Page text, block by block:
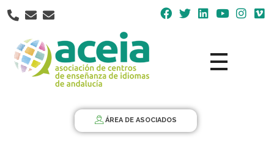
Nota:
este
web
incluye
ÁREA DE ASOCIADOS